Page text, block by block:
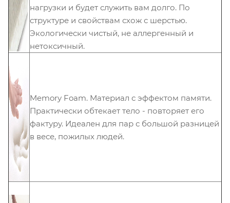
нагрузки и будет служить вам долго. По
структуре и свойствам схож с шерстью.
Экологически чистый, не аллергенный и
нетоксичный.
Memory Foam. Материал с эффектом памяти.
Практически обтекает тело - повторяет его
фактуру. Идеален для пар с большой разницей
в весе, пожилых людей.